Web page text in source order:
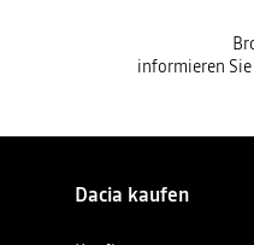
informieren
Dacia kaufen